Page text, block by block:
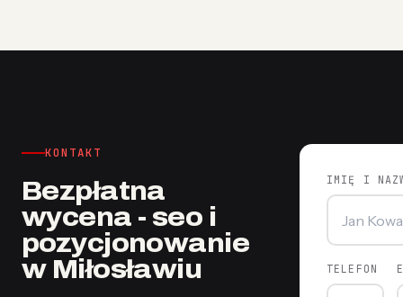
KONTAKT
Bezpłatna
wycena - seo i
pozycjonowanie
w Miłosławiu
IMIĘ I
TELEFON